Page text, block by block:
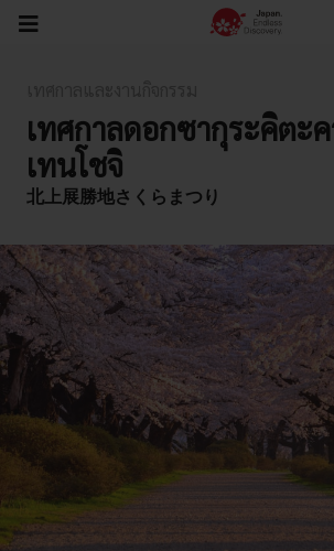
เทศกาลดอกซากุระคิตะ
เทนโชจิ
北上展勝地さくらまつり